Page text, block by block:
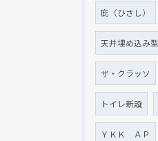
庇（ひさし）
天井埋め込み型
ザ・クラッソ
トイレ新設
ＹＫＫ ＡＰ